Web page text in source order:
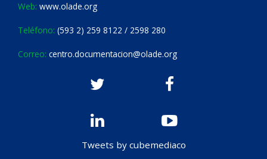
Web: www.olade.org
Teléfono: (593 2) 259 8122 / 2598 280
Correo: centro.documentacion@olade.org
Tweets by cubemediaco